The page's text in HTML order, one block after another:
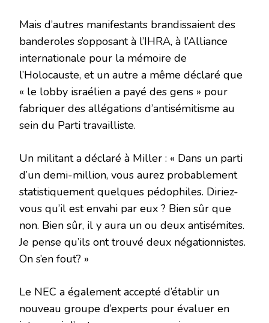
Mais d’autres manifestants brandissaient des
banderoles s’opposant à l’IHRA, à l’Alliance
internationale pour la mémoire de
l’Holocauste, et un autre a même déclaré que
« le lobby israélien a payé des gens » pour
fabriquer des allégations d’antisémitisme au
sein du Parti travailliste.
Un militant a déclaré à Miller : « Dans un parti
d’un demi-million, vous aurez probablement
statistiquement quelques pédophiles. Diriez-
vous qu’il est envahi par eux ? Bien sûr que
non. Bien sûr, il y aura un ou deux antisémites.
Je pense qu’ils ont trouvé deux négationnistes.
On s’en fout? »
Le NEC a également accepté d’établir un
nouveau groupe d’experts pour évaluer en